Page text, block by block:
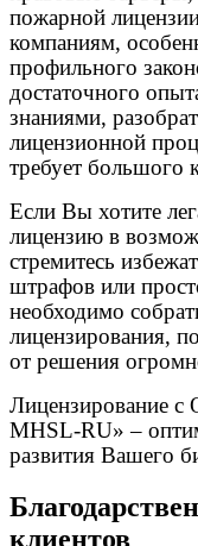
пожарной
компаниям,
профильного
достаточного
знаниями,
лицензионной
требует большого
Если Вы хотите
лицензию в
стремитесь
штрафов или
необходимо
лицензирования,
от решения
Лицензирование с
MHSL-RU» –
развития Вашего
клиентов